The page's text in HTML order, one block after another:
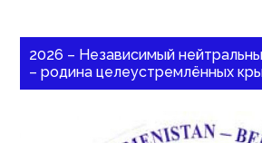
2026 – Независимый
– родина целеустремлённых